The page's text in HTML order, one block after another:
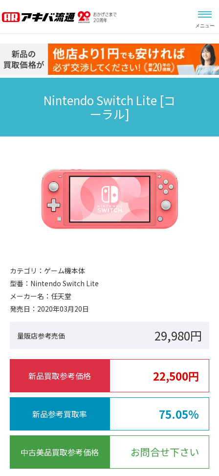
メニュー
Nintendo Switch Lite [コ
ーラル]
カテゴリ： ゲーム機本体
型番： Nintendo Switch Lite
メーカー名： 任天堂
発売日： 2020年03月20日
量販店参考売価 29,980円
新品買取参考価格 22,500円
新品参考買取率 75.05%
中古美品買取参考価格 お問合せ下さい